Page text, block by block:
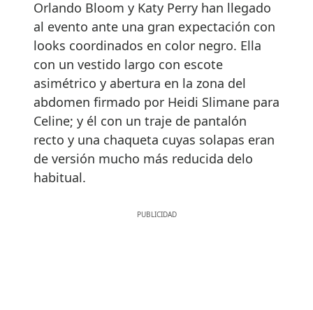
Orlando Bloom y Katy Perry han llegado
al evento ante una gran expectación con
looks coordinados en color negro. Ella
con un vestido largo con escote
asimétrico y abertura en la zona del
abdomen firmado por Heidi Slimane para
Celine; y él con un traje de pantalón
recto y una chaqueta cuyas solapas eran
de versión mucho más reducida delo
habitual.